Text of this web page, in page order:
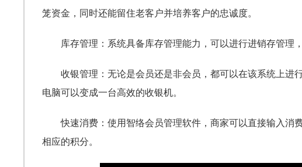
笼资金，同时还能留住老客户并培养客户的忠诚度。
库存管理：系统具备库存管理能力，可以进行进销存管理
收银管理：无论是会员还是非会员，都可以在该系统上进
电脑可以变成一台高效的收银机。
快速消费：使用智络会员管理软件，商家可以直接输入消
相应的积分。